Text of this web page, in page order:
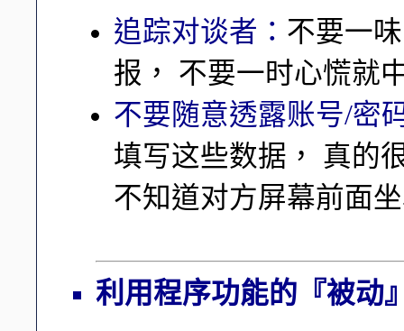
追踪对谈者： 不要一
报， 不要一时心慌就
不要随意透露账号/密
填写这些数据， 真的
不知道对方屏幕前面
利用程序功能的『被动